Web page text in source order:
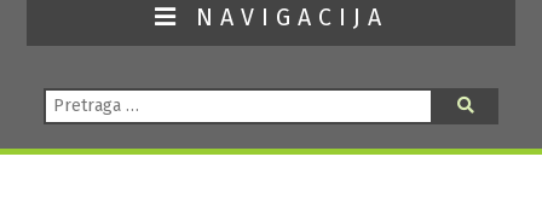
NAVIGACIJA
Pretraga: